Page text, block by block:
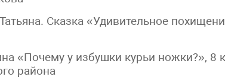
Сказка «Удивительное
«Почему у избушки курьи ножки?»,
района